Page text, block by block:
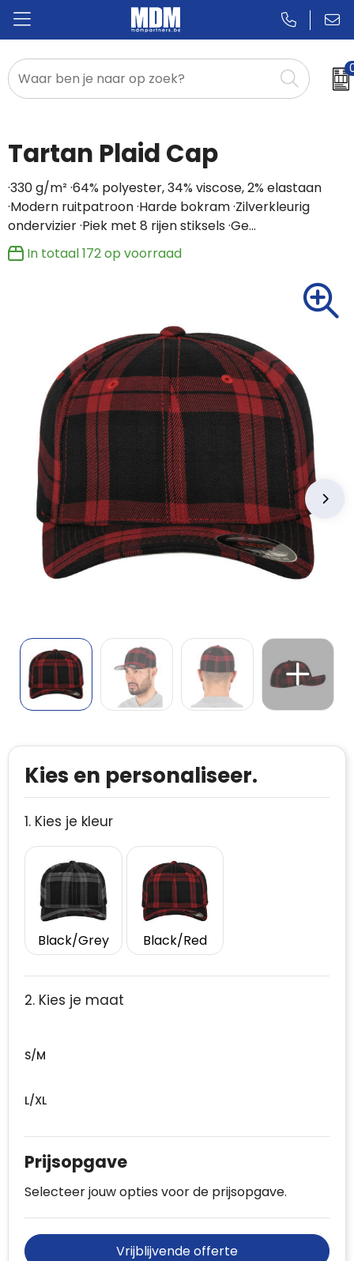
Relatiegeschenken
Sportkleding
Tartan Plaid Cap
·330 g/m² ·64% polyester, 34% viscose, 2% elastaan
·Modern ruitpatroon ·Harde bokram ·Zilverkleurig
ondervizier ·Piek met 8 rijen stiksels ·Ge…
In totaal172op voorraad
Kies en personaliseer.
1. Kies je kleur
Black/Grey Black/Red
2. Kies je maat
S/M
L/XL
Prijsopgave
Selecteer jouw opties voor de prijsopgave.
Vrijblijvende offerte